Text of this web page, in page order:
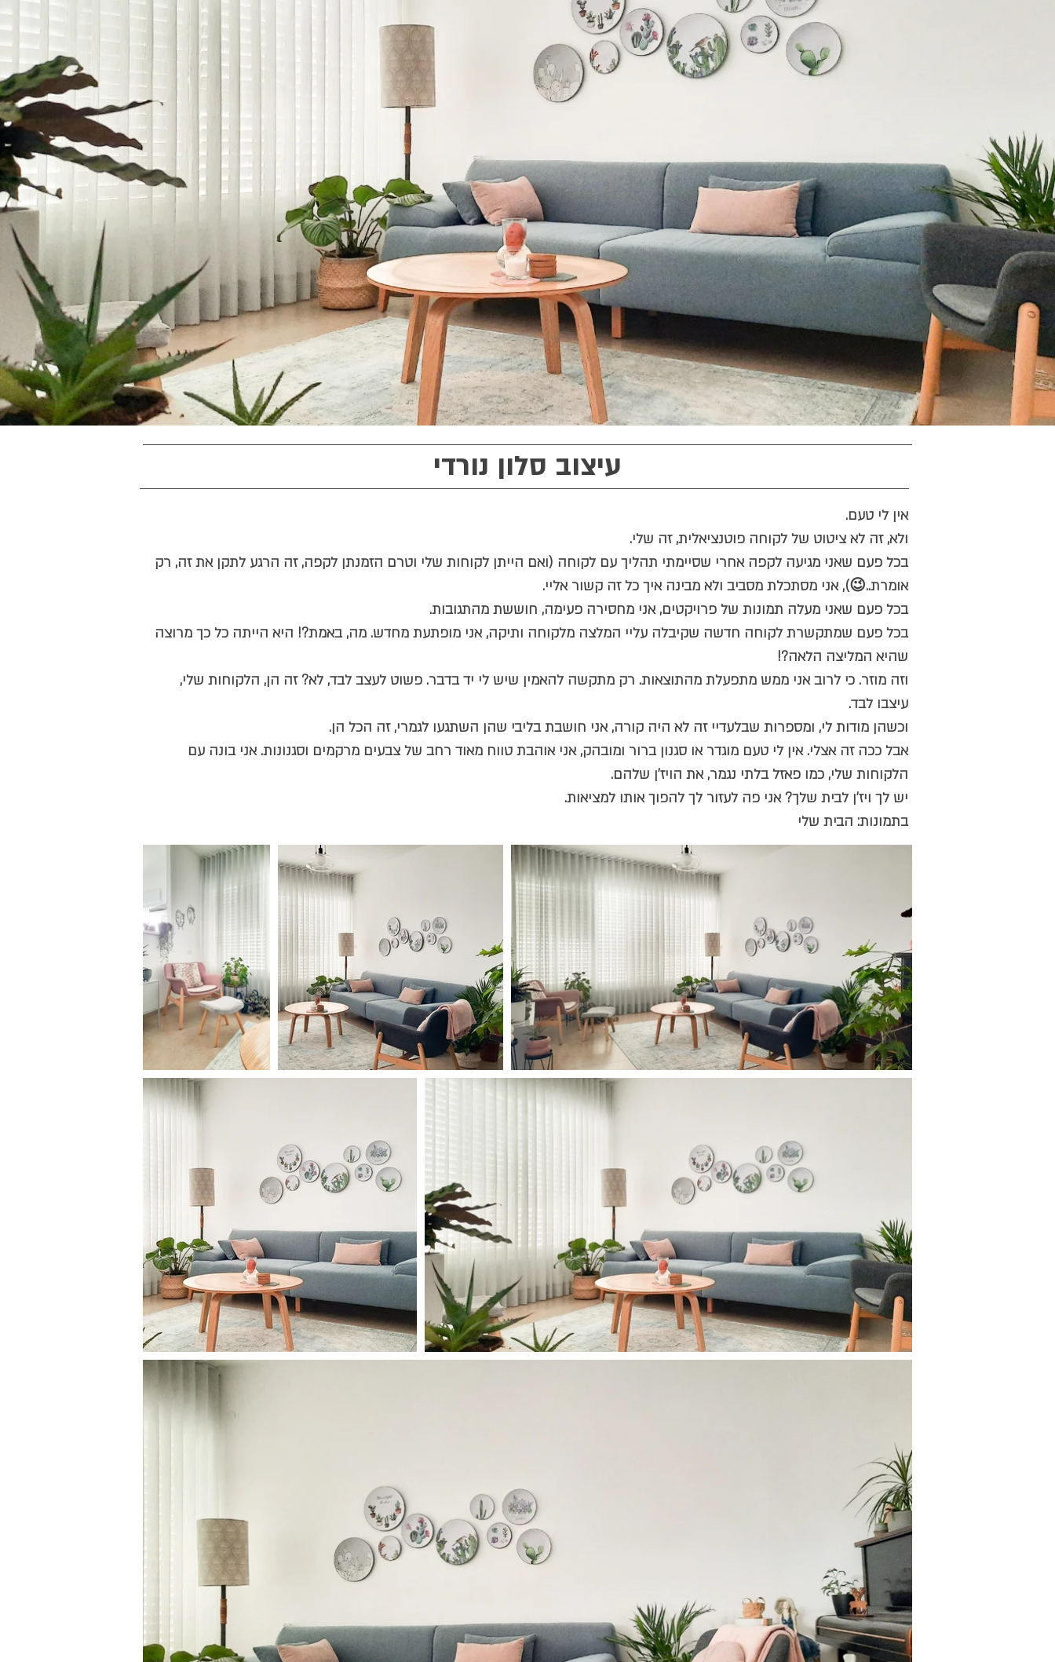
עיצוב סלון נורדי
אין לי טעם.
ולא, זה לא ציטוט של לקוחה פוטנציאלית, זה שלי.
בכל פעם שאני מגיעה לקפה אחרי שסיימתי תהליך עם לקוחה (ואם הייתן לקוחות שלי וטרם הזמנתן לקפה, זה הרגע לתקן את זה, רק
אומרת..😉), אני מסתכלת מסביב ולא מבינה איך כל זה קשור אליי.
בכל פעם שאני מעלה תמונות של פרויקטים, אני מחסירה פעימה, חוששת מהתגובות.
בכל פעם שמתקשרת לקוחה חדשה שקיבלה עליי המלצה מלקוחה ותיקה, אני מופתעת מחדש. מה, באמת?! היא הייתה כל כך מרוצה
שהיא המליצה הלאה?!
וזה מוזר. כי לרוב אני ממש מתפעלת מהתוצאות. רק מתקשה להאמין שיש לי יד בדבר. פשוט לעצב לבד, לא? זה הן, הלקוחות שלי,
עיצבו לבד.
וכשהן מודות לי, ומספרות שבלעדיי זה לא היה קורה, אני חושבת בליבי שהן השתגעו לגמרי, זה הכל הן.
אבל ככה זה אצלי. אין לי טעם מוגדר או סגנון ברור ומובהק, אני אוהבת טווח מאוד רחב של צבעים מרקמים וסגנונות. אני בונה עם
הלקוחות שלי, כמו פאזל בלתי נגמר, את הויז'ן שלהם.
יש לך ויז'ן לבית שלך? אני פה לעזור לך להפוך אותו למציאות.
בתמונות: הבית שלי